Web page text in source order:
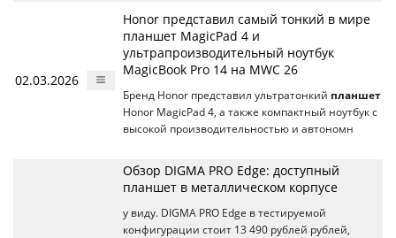
02.03.2026
Honor представил самый тонкий в мире
планшет MagicPad 4 и
ультрапроизводительный ноутбук
MagicBook Pro 14 на MWC 26
Бренд Honor представил ультратонкий планшет
Honor MagicPad 4, а также компактный ноутбук с
высокой производительностью и автономн
Обзор DIGMA PRO Edge: доступный
планшет в металлическом корпусе
у виду. DIGMA PRO Edge в тестируемой
конфигурации стоит 13 490 рублей рублей,